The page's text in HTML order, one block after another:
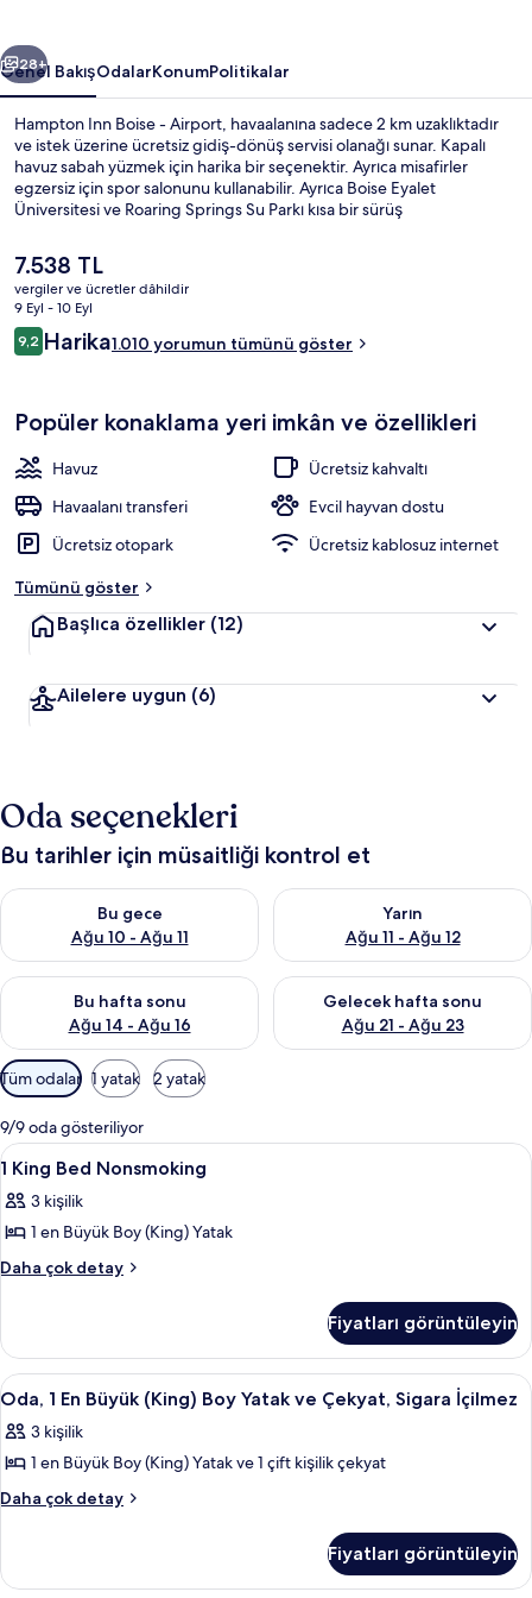
Sonraki
28+
Genel BakışOdalarKonumPolitikalar
Hampton Inn Boise - Airport, havaalanına sadece 2 km uzaklıktadır
ve istek üzerine ücretsiz gidiş-dönüş servisi olanağı sunar. Kapalı
havuz sabah yüzmek için harika bir seçenektir. Ayrıca misafirler
egzersiz için spor salonunu kullanabilir. Ayrıca Boise Eyalet
Üniversitesi ve Roaring Springs Su Parkı kısa bir sürüş
yorumlarda bulunuyor.
Şu
anki
fiyat
7.538 TL
7.538 TL
vergiler ve ücretler dâhildir
9 Eyl - 10 Eyl
Yorumlar
9,29,2/10
Harika1.010 yorumun tümünü göster
Popüler konaklama yeri imkân ve özellikleri
Havuz
Ücretsiz kahvaltı
Havaalanı transferi
Evcil hayvan dostu
Ücretsiz otopark
Ücretsiz kablosuz internet
Tümünü göster
Başlıca özellikler (12)
Ailelere uygun (6)
Oda seçenekleri
Bu tarihler için müsaitliği kontrol et
Bu gece
Ağu 10 - Ağu 11
Bu gece için müsaitliği kontrol et Ağu 10 - Ağu 11
Yarın
Ağu 11 - Ağu 12
Yarın için müsaitliği kontrol et
Bu hafta sonu
Ağu 14 - Ağu 16
Bu hafta sonu için müsaitliği kontrol et Ağu 14 - Ağu 16
Gelecek hafta sonu
Ağu 21 - Ağu 23
Önümüzdeki hafta sonu için
Odalar
için
mevcut
filtreler
Tüm odalar 1 yatak 2 yatak
9/9 oda gösteriliyor
1
King
Bed
Nonsmoking
için
görün
2
1 King Bed Nonsmoking
3 kişilik
1 en Büyük Boy (King) Yatak
Daha çok detay
1
hakkında
daha
fazla
Fiyatları görüntüleyin
Oda,
1
En
Büyük
(King)
ve
Oda, 1 En Büyük (King) Boy Yatak
4
Oda, 1 En Büyük (King) Boy Yatak ve Çekyat, Sigara İçilmez
3 kişilik
1 en Büyük Boy (King) Yatak ve 1 çift kişilik çekyat
Daha çok detay
Oda,
(King)
Fiyatları görüntüleyin